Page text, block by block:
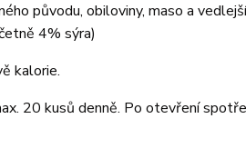
původu, obiloviny, maso a
4% sýra)
kalorie.
20 kusů denně. Po otevření